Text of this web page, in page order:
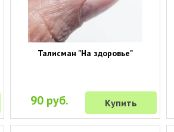
Талисман "На здоровье"
90 руб. Купить